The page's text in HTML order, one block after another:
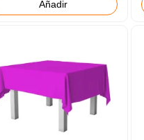
Añadir